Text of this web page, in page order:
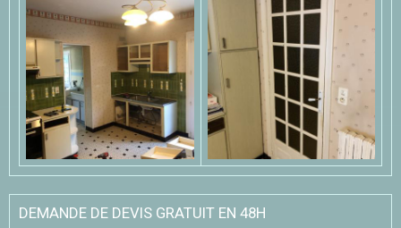
DEMANDE DE DEVIS GRATUIT EN 48H